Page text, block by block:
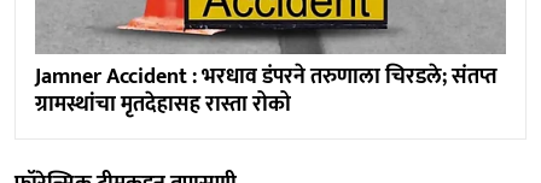
Jamner Accident : भरधाव डंपरने तरुणाला चिरडले; संतप्त
ग्रामस्थांचा मृतदेहासह रास्ता रोको